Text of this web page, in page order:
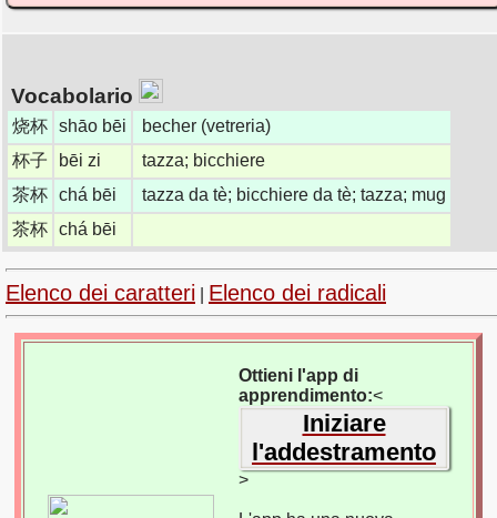
Vocabolario
烧杯 shāo bēi
becher (vetreria)
杯子
bēi zi
tazza; bicchiere
茶杯 chá bēi
tazza da tè; bicchiere da tè; tazza; mug
茶杯 chá bēi
Elenco dei caratteri Elenco dei radicali
Ottieni l'app di
apprendimento:<
Iniziare
l'addestramento
>